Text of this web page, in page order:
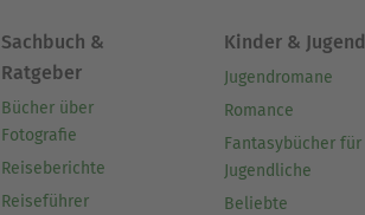
Sachbuch &
Ratgeber
Bücher über
Fotografie
Reiseberichte
Reiseführer
Kinder & Jugend
Jugendromane
Romance
Fantasybücher für
Jugendliche
Beliebte